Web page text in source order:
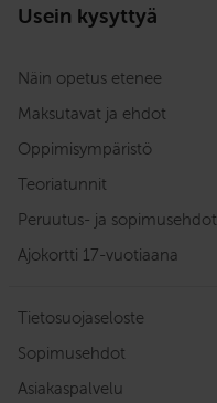
Usein kysyttyä
Näin opetus etenee
Maksutavat ja ehdot
Oppimisympäristö
Teoriatunnit
Peruutus- ja sopimusehdot
Ajokortti 17-vuotiaana
Tietosuojaseloste
Sopimusehdot
Asiakaspalvelu